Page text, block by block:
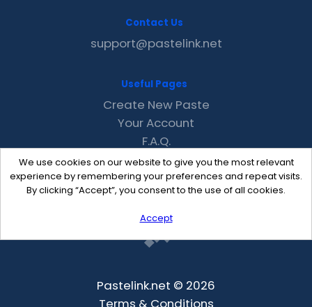
We use cookies on our website to give you the most relevant
experience by remembering your preferences and repeat visits.
By clicking “Accept”, you consent to the use of all cookies.
Accept
Contact Us
support@pastelink.net
Useful Pages
Create New Paste
Your Account
F.A.Q.
Recent
Contact
Pastelink.net © 2026
Terms & Conditions